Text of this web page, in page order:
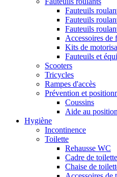
Fauteuils
Fauteuils
Fauteuils
Accessoires de
Kits de
Fauteuils et
Scooters
Tricycles
Rampes d'accès
Prévention et
Coussins
Aide au
Hygiène
Incontinence
Toilette
Rehausse WC
Cadre de toilette
Chaise de